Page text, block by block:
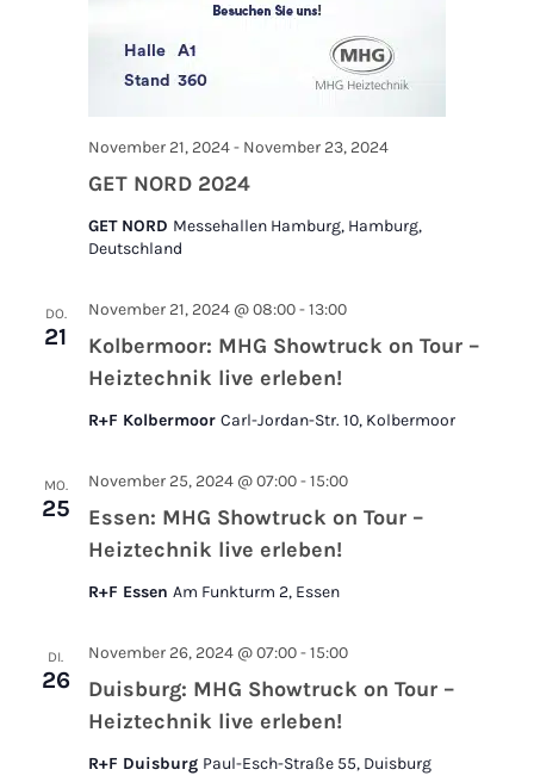
GET NORD 2024
November 21, 2024- November 23, 2024
GET NORD Messehallen Hamburg, Hamburg,
Deutschland
DO.
21
Kolbermoor: MHG Showtruck on Tour –
Heiztechnik live erleben!
November 21, 2024 @ 08:00-13:00
R+F Kolbermoor Carl-Jordan-Str. 10, Kolbermoor
MO.
25
Essen: MHG Showtruck on Tour –
Heiztechnik live erleben!
November 25, 2024 @ 07:00-15:00
R+F Essen Am Funkturm 2, Essen
DI.
26
Duisburg: MHG Showtruck on Tour –
Heiztechnik live erleben!
November 26, 2024 @ 07:00-15:00
R+F Duisburg Paul-Esch-Straße 55, Duisburg